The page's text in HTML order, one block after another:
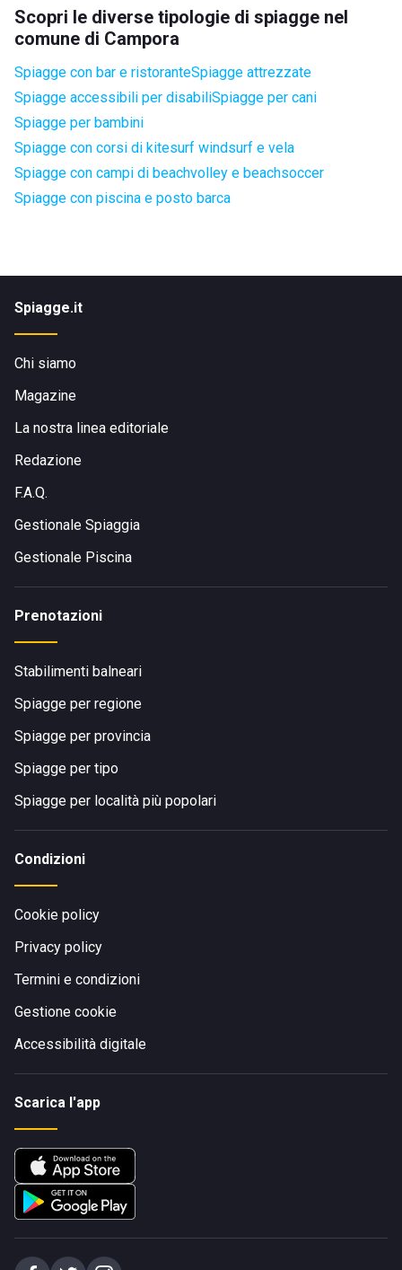
Scopri le diverse tipologie di spiagge nel
comune di Campora
Spiagge con bar e ristoranteSpiagge attrezzate
Spiagge accessibili per disabiliSpiagge per cani
Spiagge per bambini
Spiagge con corsi di kitesurf windsurf e vela
Spiagge con campi di beachvolley e beachsoccer
Spiagge con piscina e posto barca
Spiagge.it
Chi siamo
Magazine
La nostra linea editoriale
Redazione
F.A.Q.
Gestionale Spiaggia
Gestionale Piscina
Prenotazioni
Stabilimenti balneari
Spiagge per regione
Spiagge per provincia
Spiagge per tipo
Spiagge per località più popolari
Condizioni
Cookie policy
Privacy policy
Termini e condizioni
Gestione cookie
Accessibilità digitale
Scarica l'app